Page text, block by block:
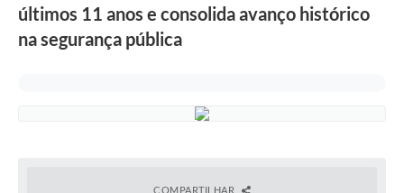
últimos 11 anos e consolida avanço histórico
na segurança pública
COMPARTILHAR